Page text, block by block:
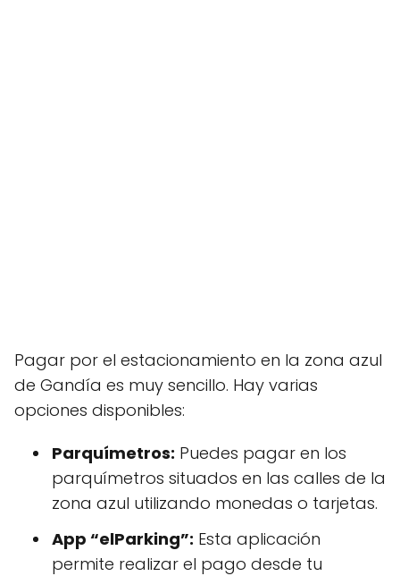
Pagar por el estacionamiento en la zona azul
de Gandía es muy sencillo. Hay varias
opciones disponibles:
Parquímetros: Puedes pagar en los
parquímetros situados en las calles de la
zona azul utilizando monedas o tarjetas.
App “elParking”: Esta aplicación
permite realizar el pago desde tu